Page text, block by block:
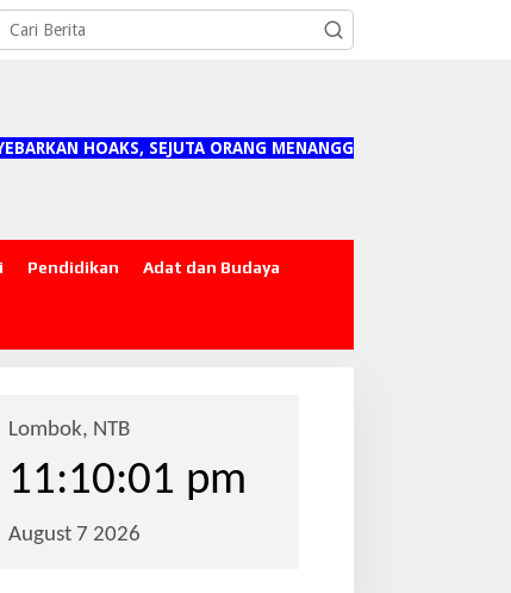
SEJUTA ORANG MENANGGUNG DAMPAKNYA"
Pendidikan Adat dan Budaya